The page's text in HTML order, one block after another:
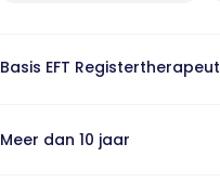
Basis EFT Registertherapeut
Meer dan 10 jaar